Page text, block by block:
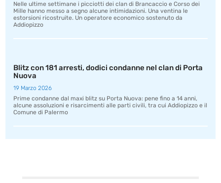
Nelle ultime settimane i picciotti dei clan di Brancaccio e Corso dei
Mille hanno messo a segno alcune intimidazioni. Una ventina le
estorsioni ricostruite. Un operatore economico sostenuto da
Addiopizzo
Blitz con 181 arresti, dodici condanne nel clan di Porta
Nuova
19 Marzo 2026
Prime condanne dal maxi blitz su Porta Nuova: pene fino a 14 anni,
alcune assoluzioni e risarcimenti alle parti civili, tra cui Addiopizzo e il
Comune di Palermo